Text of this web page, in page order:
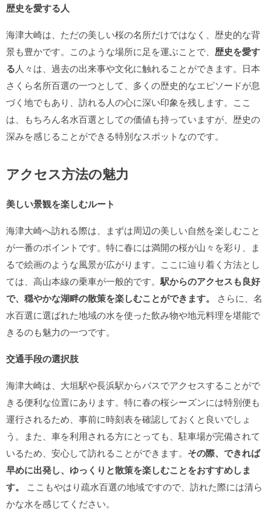
歴史を愛する人
海津大崎は、ただの美しい桜の名所だけではなく、歴史的な背
景も豊かです。このような場所に足を運ぶことで、 歴史を愛す
る人々は、過去の出来事や文化に触れることができます。日本
さくら名所百選の一つとして、多くの歴史的なエピソードが息
づく地でもあり、訪れる人の心に深い印象を残します。ここ
は、もちろん名水百選としての価値も持っていますが、歴史の
深みを感じることができる特別なスポットなのです。
アクセス方法の魅力
美しい景観を楽しむルート
海津大崎へ訪れる際は、まずは周辺の美しい自然を楽しむこと
が一番のポイントです。特に春には満開の桜が山々を彩り、ま
るで絵画のような風景が広がります。ここに辿り着く方法とし
ては、高山本線の乗車が一般的です。 駅からのアクセスも良好
で、穏やかな湖畔の散策を楽しむことができます。
さらに、名
水百選に選ばれた地域の水を使った飲み物や地元料理を堪能で
きるのも魅力の一つです。
交通手段の選択肢
海津大崎は、大垣駅や長浜駅からバスでアクセスすることがで
きる便利な位置にあります。特に春の桜シーズンには特別便も
運行されるため、事前に時刻表を確認しておくと良いでしょ
う。また、車を利用される方にとっても、駐車場が完備されて
いるため、安心して訪れることができます。 その際、できれば
早めに出発し、ゆっくりと散策を楽しむことをおすすめしま
す。
ここもやはり疏水百選の地域ですので、訪れた際には清ら
かな水を感じてください。